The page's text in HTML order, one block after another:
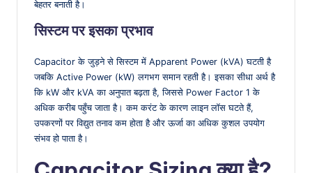
बेहतर बनाती है।
सिस्टम पर इसका प्रभाव
Capacitor के जुड़ने से सिस्टम में Apparent Power (kVA) घटती है
जबकि Active Power (kW) लगभग समान रहती है। इसका सीधा अर्थ है
कि kW और kVA का अनुपात बढ़ता है, जिससे Power Factor 1 के
अधिक करीब पहुँच जाता है। कम करंट के कारण लाइन लॉस घटते हैं,
उपकरणों पर विद्युत तनाव कम होता है और ऊर्जा का अधिक कुशल उपयोग
संभव हो पाता है।